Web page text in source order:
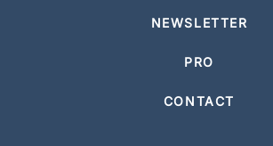
NEWSLETTER
PRO
CONTACT